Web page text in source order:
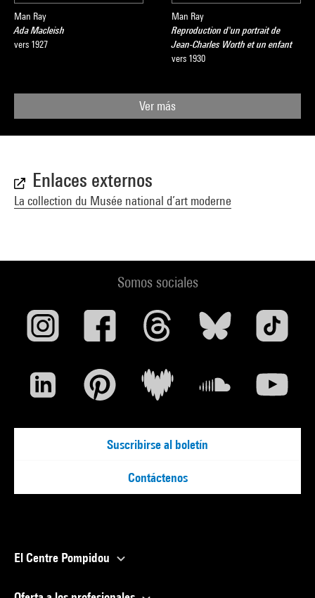
Man Ray
Ada Macleish
vers 1927
Man Ray
Reproduction d'un portrait de
Jean-Charles Worth et un enfant
vers 1930
Ver más
Enlaces externos
La collection du Musée national d’art moderne
Somos sociales
Suscribirse al boletín
Contáctenos
El Centre Pompidou